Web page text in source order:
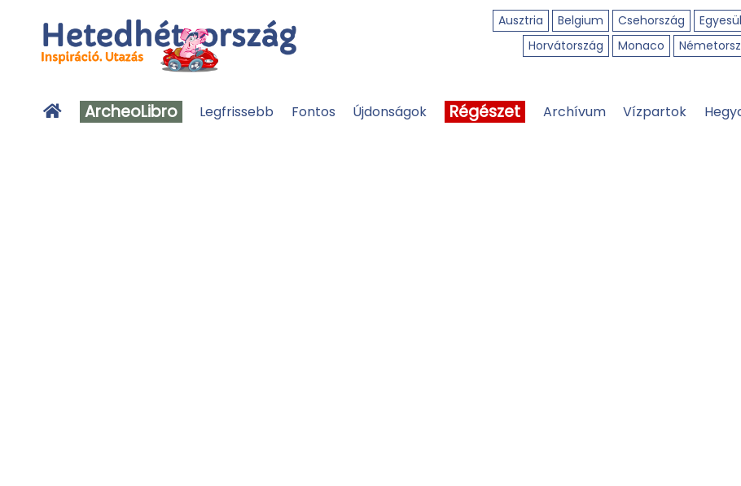
Ausztria Belgium Csehország
Horvátország
Monaco
ArcheoLibro Legfrissebb Fontos Újdonságok Régészet Archívum Vízpartok